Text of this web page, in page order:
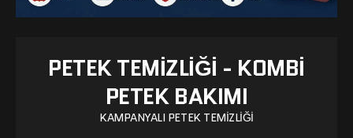
PETEK TEMIZLIĞI - KOMBI
PETEK BAKIMI
KAMPANYALI PETEK TEMIZLIĞI